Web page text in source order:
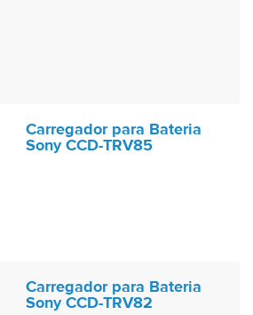
Carregador para Bateria
Sony CCD-TRV85
Carregador para Bateria
Sony CCD-TRV82